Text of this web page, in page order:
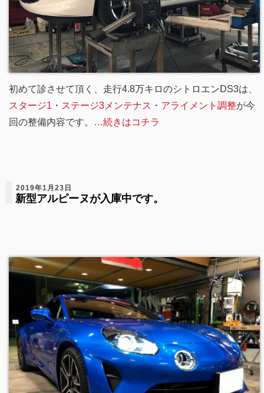
初めて診させて頂く、走行4.8万キロのシトロエンDS3は、
スタージ1 ・ ステージ3メンテナス ・ アライメント調整が今
回の整備内容です。
…続きはコチラ
2019年1月23日
新型アルピーヌが入庫中です。